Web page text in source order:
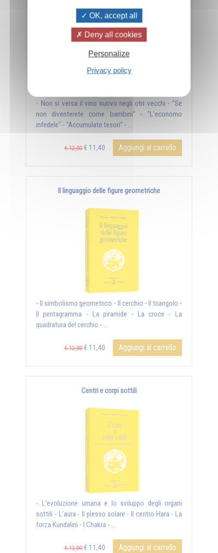
- Non si versa il vino nuovo negli otri vecchi - "Se
non diventerete come bambini" - "L’economo
infedele" - "Accumulate tesori" - ...
€ 12,00 € 11,40 Aggiungi al carrello
Il linguaggio delle figure geometriche
- Il simbolismo geometrico - Il cerchio - Il triangolo -
Il pentagramma - La piramide - La croce - La
quadratura del cerchio - ...
€ 12,00 € 11,40 Aggiungi al carrello
Centri e corpi sottili
- L’evoluzione umana e lo sviluppo degli organi
sottili - L’aura - Il plesso solare - Il centro Hara - La
forza Kundalini - I Chakra - ...
€ 12,00 € 11,40 Aggiungi al carrello
OK, accept all
Deny all cookies
Personalize
Privacy policy